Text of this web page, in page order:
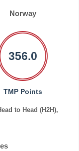
Norway
356.0
TMP Points
to Head (H2H),